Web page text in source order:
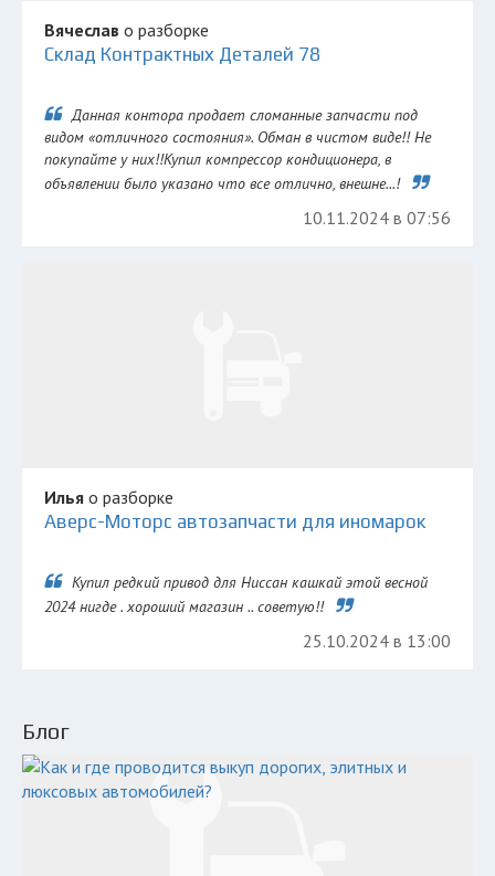
Вячеслав о разборке
Склад Контрактных Деталей 78
Данная контора продает сломанные запчасти под
видом «отличного состояния». Обман в чистом виде!! Не
покупайте у них!!Купил компрессор кондиционера, в
объявлении было указано что все отлично, внешне...!
10.11.2024 в 07:56
Илья о разборке
Аверс-Моторс автозапчасти для иномарок
Купил редкий привод для Ниссан кашкай этой весной
2024 нигде . хороший магазин .. советую!!
25.10.2024 в 13:00
Блог